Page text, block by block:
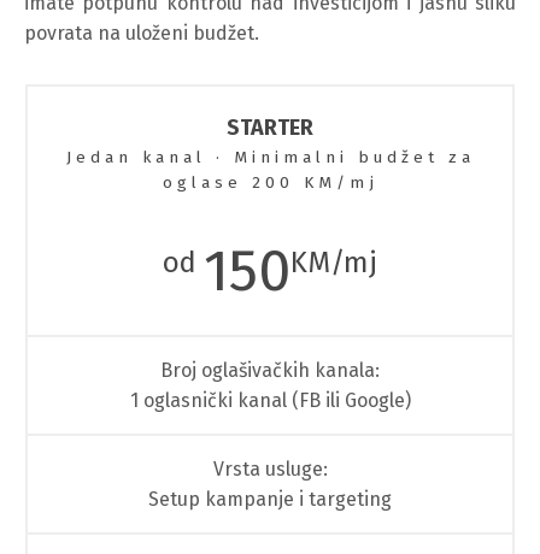
povrata na uloženi budžet.
STARTER
Jedan kanal · Minimalni budžet za
oglase 200 KM/mj
od 150KM/mj
Broj oglašivačkih kanala:
1 oglasnički kanal (FB ili Google)
Vrsta usluge:
Setup kampanje i targeting